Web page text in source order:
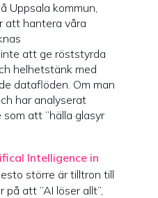
Uppsala kommun,
att hantera våra
att ge röststyrda
helhetstänk med
dataflöden. Om man
har analyserat
att ”hälla glasyr
Intelligence in
större är tilltron till
att ”AI löser allt”,